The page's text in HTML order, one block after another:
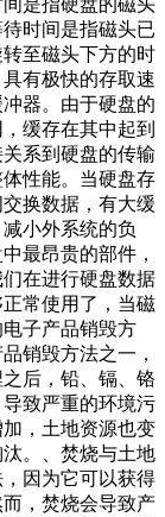
是指硬盘的磁头
时间是指磁头已
至磁头下方的时
有极快的存取速
器。由于硬盘的
缓存在其中起到
系到硬盘的传输
性能。当硬盘存
换数据，有大缓
小外系统的负
最昂贵的部件，
在进行硬盘数据
常使用了，当磁
子产品销毁方
销毁方法之一，
后，铅、镉、铬
致严重的环境污
，土地资源也变
。、焚烧与土地
因为它可以获得
，焚烧会导致产